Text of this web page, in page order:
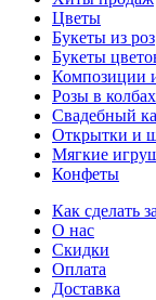
Цветы
Букеты из роз
Букеты
Композиции
Розы в колбах
Свадебный
Открытки и
Мягкие
Конфеты
Как сделать
О нас
Скидки
Оплата
Доставка